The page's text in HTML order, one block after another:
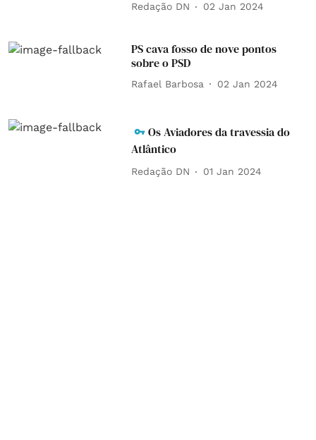
Redação DN 02 Jan 2024
PS cava fosso de nove pontos
sobre o PSD
Rafael Barbosa 02 Jan 2024
Os Aviadores da travessia do
Atlântico
Redação DN 01 Jan 2024